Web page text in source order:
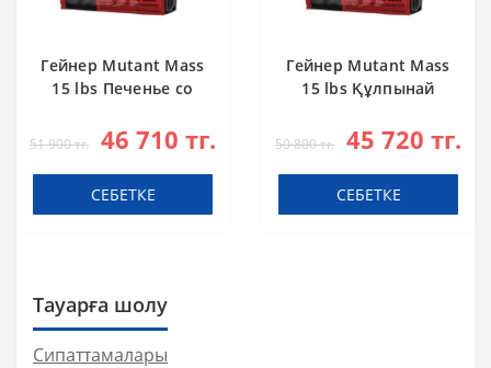
Гейнер Mutant Mass
15 lbs Печенье со
51 900 тг. 46 710 тг.
СЕБЕТКЕ
Гейнер Mutant Mass
15 lbs Құлпынай
50 800 тг. 45 720 тг.
СЕБЕТКЕ
Тауарға шолу
Сипаттамалары